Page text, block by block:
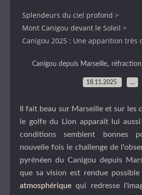
Splendeurs du ciel profond >
Mont Canigou devant le Soleil >
Canigou 2025 : Une apparition
Canigou depuis Marseille,
18.11.2025 …
Il fait beau sur Marseille et sur les
le golfe du Lion apparaît lui aussi
conditions semblent bonnes
nouvelle fois le challenge de
pyrénéen du Canigou depuis
que sa vision est rendue possible
atmosphérique qui redresse